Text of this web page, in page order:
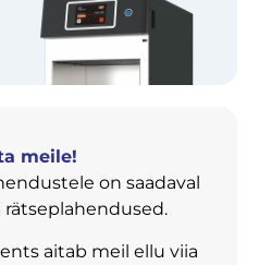
meile!
on saadaval
aitab meil ellu viia